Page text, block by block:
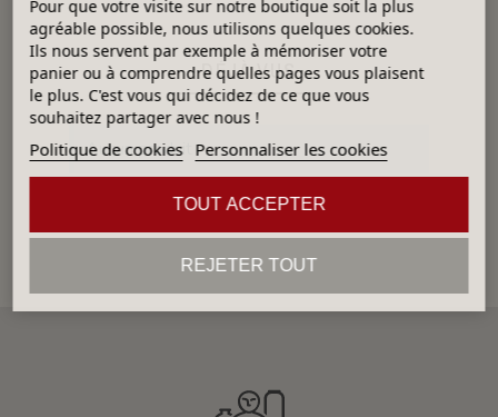
DÉJÀ VUS
Aucun produit
Pour que votre visite sur notre boutique soit la plus
agréable possible, nous utilisons quelques cookies.
Ils nous servent par exemple à mémoriser votre
panier ou à comprendre quelles pages vous plaisent
le plus. C'est vous qui décidez de ce que vous
souhaitez partager avec nous !
Politique de cookies Personnaliser les cookies
REJETER TOUT
TOUT ACCEPTER